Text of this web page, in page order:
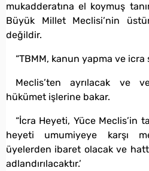
mukadderatına el koymuş
Büyük Millet Meclisi’nin
değildir.
“TBMM, kanun yapma ve icra
Meclis’ten ayrılacak ve
hükümet işlerine bakar.
“İcra Heyeti, Yüce Meclis’in
heyeti umumiyeye karşı
üyelerden ibaret olacak ve
adlandırılacaktır.’